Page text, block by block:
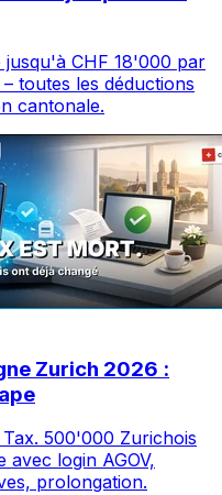
jusqu'à CHF 18'000 par
toutes les déductions
cantonale.
Zurich 2026 :
500'000 Zurichois
avec login AGOV,
prolongation.